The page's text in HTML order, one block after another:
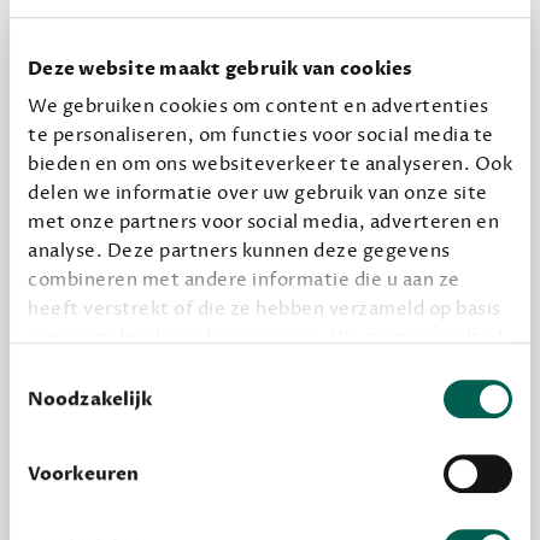
Deze website maakt gebruik van cookies
We gebruiken cookies om content en advertenties
te personaliseren, om functies voor social media te
bieden en om ons websiteverkeer te analyseren. Ook
delen we informatie over uw gebruik van onze site
met onze partners voor social media, adverteren en
analyse. Deze partners kunnen deze gegevens
combineren met andere informatie die u aan ze
heeft verstrekt of die ze hebben verzameld op basis
grondslag gebeurt, en er niet onnodig data van je
wordt verwerkt. Gevoelige persoonsgegevens delen
Noodzakelijk
Voorkeuren
Een originele manier om je reading challenge te
halen.
12,50 per maand, incl. verzending
Geef cadeau
Word een bovengemiddelde lezer met 6 boeken
per jaar
kijken of het zou bevallen (maar dit hoeft niet)